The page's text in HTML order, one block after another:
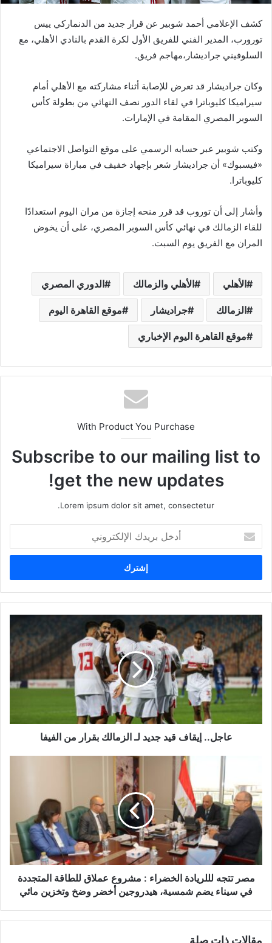
كشف الإعلامي أحمد شوبير عن قرار جديد من الدنماركي ييس
تورورب، المدير الفني للفريق الأول لكرة القدم بالنادي الأهلي، مع
السلوفيني جراديشار،مهاجم فريق.
وكان جراديشار قد تعرض للإصابة أثناء مشاركته مع الأهلي أمام
سيراميكا كليوباترا في لقاء الدور نصف النهائي من بطولة كأس
السوبر المصري المقامة في الإمارات.
وكتب شوبير عبر حسابه الرسمي على موقع التواصل الاجتماعي
«فيسبوك» أن جراديشار شعر بإجهاد خفيف في مباراة سيراميكا
كليوباترا.
وأشار إلى أن توروب قد قرر منحه إجازة من مران اليوم استعدادًا
للقاء الزمالك في نهائي كأس السوبر المصري، على أن يخوض
المران مع الفريق يوم السبت.
الأهلي الأهلي والزمالك الدوري المصري
الزمالك جراديشار موقع القاهرة اليوم
موقع القاهرة اليوم الإخباري
With Product You Purchase
Subscribe to our mailing list to
get the new updates!
Lorem ipsum dolor sit amet, consectetur.
خ
ب
ر
ك
ا
ل
إ
ل
عاجل.. إيقاف قيد جديد لـ الزمالك بقرار من الفيفا
مصر تتجه لللريادة الخضراء : مشروع عملاق للطاقة المتجددة
في سيناء يضم شمسية، هيدروجين أخضر وضخ وتخزين مائي
مقالات ذات صلة